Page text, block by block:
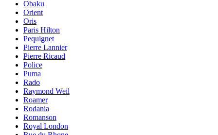
Obaku
Orient
Oris
Paris Hilton
Pequignet
Pierre Lannier
Pierre Ricaud
Police
Puma
Rado
Raymond Weil
Roamer
Rodania
Romanson
Royal London